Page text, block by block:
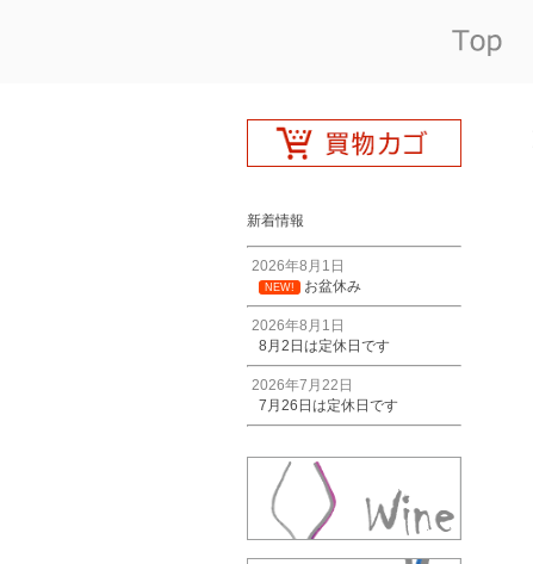
新着情報
2026年8月1日
NEW! お盆休み
2026年8月1日
8月2日は定休日です
2026年7月22日
7月26日は定休日です